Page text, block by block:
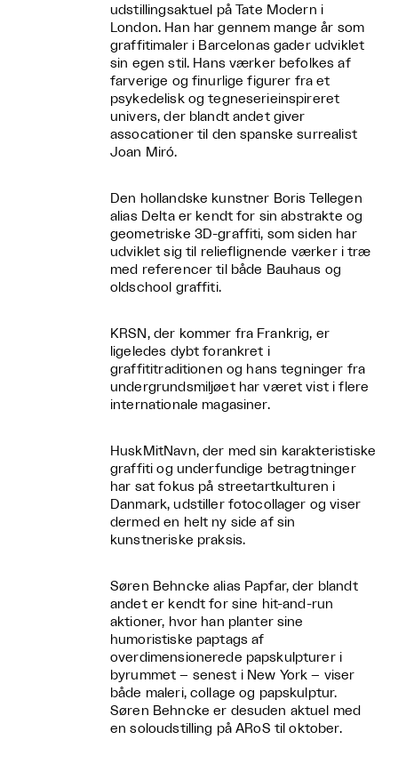
udstillingsaktuel på Tate Modern i
London. Han har gennem mange år som
graffitimaler i Barcelonas gader udviklet
sin egen stil. Hans værker befolkes af
farverige og finurlige figurer fra et
psykedelisk og tegneserieinspireret
univers, der blandt andet giver
assocationer til den spanske surrealist
Joan Miró.
Den hollandske kunstner Boris Tellegen
alias Delta er kendt for sin abstrakte og
geometriske 3D-graffiti, som siden har
udviklet sig til relieflignende værker i træ
med referencer til både Bauhaus og
oldschool graffiti.
KRSN, der kommer fra Frankrig, er
ligeledes dybt forankret i
graffititraditionen og hans tegninger fra
undergrundsmiljøet har været vist i flere
internationale magasiner.
HuskMitNavn, der med sin karakteristiske
graffiti og underfundige betragtninger
har sat fokus på streetartkulturen i
Danmark, udstiller fotocollager og viser
dermed en helt ny side af sin
kunstneriske praksis.
Søren Behncke alias Papfar, der blandt
andet er kendt for sine hit-and-run
aktioner, hvor han planter sine
humoristiske paptags af
overdimensionerede papskulpturer i
byrummet – senest i New York – viser
både maleri, collage og papskulptur.
Søren Behncke er desuden aktuel med
en soloudstilling på ARoS til oktober.